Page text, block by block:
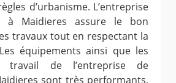
d’urbanisme. L’entreprise
à Maidieres assure le bon
travaux tout en respectant la
équipements ainsi que les
travail de l’entreprise de
sont très performants,